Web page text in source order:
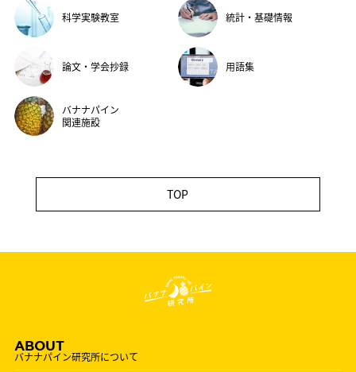
科学実験教室 統計・基礎情報
論文・学会抄録 用語集
バナナパイン
関連施設
TOP
ABOUT
バナナパイン研究所について